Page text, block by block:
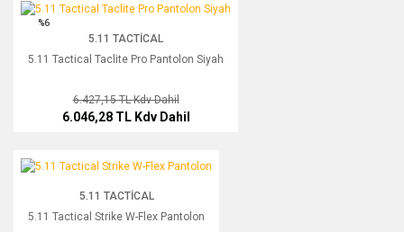
5.11 Tactical Taclite Pro Pantolon Siyah
%6
5.11 TACTICAL
5.11 Tactical Taclite Pro Pantolon Siyah
6.427,15 TLKdv Dahil
6.046,28 TL Kdv Dahil
5.11 Tactical Strike W-Flex Pantolon
5.11 TACTICAL
5.11 Tactical Strike W-Flex Pantolon